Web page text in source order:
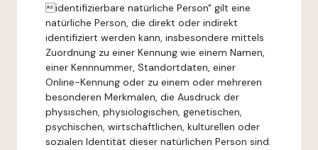
identifizierbare natürliche Person" gilt eine
natürliche Person, die direkt oder indirekt
identifiziert werden kann, insbesondere mittels
Zuordnung zu einer Kennung wie einem Namen,
einer Kennnummer, Standortdaten, einer
Online-Kennung oder zu einem oder mehreren
besonderen Merkmalen, die Ausdruck der
physischen, physiologischen, genetischen,
psychischen, wirtschaftlichen, kulturellen oder
sozialen Identität dieser natürlichen Person sind.